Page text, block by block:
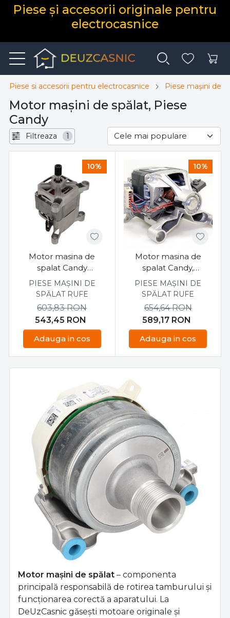
Piese și accesorii originale pentru
electrocasnice
Piese si accesorii pentru electrocasnice Piese mașini de
Motor mașini de spălat, Piese
Candy
Filtreaza 1
10%
Motor masina de
spalat Candy
CSWS40464TDR/2-S
PIESE MAȘINI DE
SPĂLAT RUFE
543,45 RON
603,83RON
Adauga in cos
10%
Motor masina de
spalat Candy,
46000184
PIESE MAȘINI DE
SPĂLAT RUFE
589,17 RON
654,64RON
Adauga in cos
Motor mașini de spălat – componenta
principală responsabilă de rotirea tamburului și
funcționarea corectă a aparatului. La
DeUzCasnic găsești motoare originale și